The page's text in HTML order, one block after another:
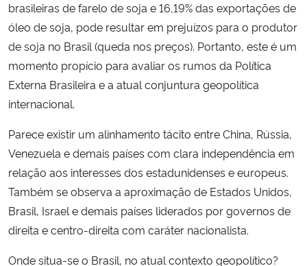
brasileiras de farelo de soja e 16,19% das exportações de
óleo de soja, pode resultar em prejuízos para o produtor
de soja no Brasil (queda nos preços). Portanto, este é um
momento propício para avaliar os rumos da Política
Externa Brasileira e a atual conjuntura geopolítica
internacional.
Parece existir um alinhamento tácito entre China, Rússia,
Venezuela e demais países com clara independência em
relação aos interesses dos estadunidenses e europeus.
Também se observa a aproximação de Estados Unidos,
Brasil, Israel e demais países liderados por governos de
direita e centro-direita com caráter nacionalista.
Onde situa-se o Brasil, no atual contexto geopolítico?